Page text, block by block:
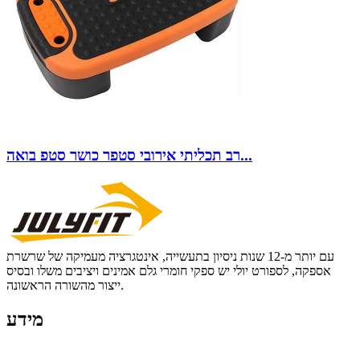
רב תכליתי אירובי סטפר כושר סטפ בואה...
עם יותר מ-12 שנות ניסיון בתעשייה, אינטגרציה מעמיקה של שרשרת
אספקה, לספורט יולי יש ספקי חומרי גלם אמינים ויציבים משלו ובסיס
ייצור מהשורה הראשונה.
מידע